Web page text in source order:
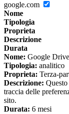
google.com
Nome
Tipologia
Proprieta
Descrizione
Durata
Nome: Google Drive
Tipologia: analitico
Proprieta: Terza-
Descrizione:
traccia delle
sito.
Durata: 6 mesi